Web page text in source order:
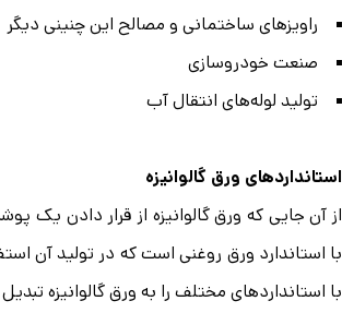
راویزهای ساختمانی و مصالح این چنینی دیگر
صنعت خودروسازی
تولید لوله‌های انتقال آب
استانداردهای ورق گالوانیزه
از آن جایی که ورق گالوانیزه از قرار دادن
با استاندارد ورق روغنی است که در تولید آن
با استانداردهای مختلف را به ورق گالوانیزه